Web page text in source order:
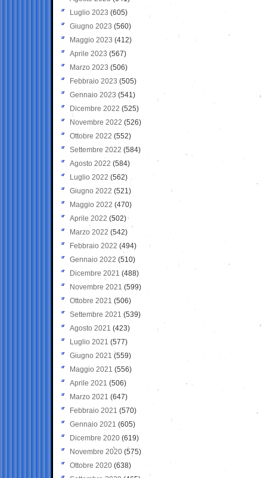
Luglio 2023 (605)
Giugno 2023 (560)
Maggio 2023 (412)
Aprile 2023 (567)
Marzo 2023 (506)
Febbraio 2023 (505)
Gennaio 2023 (541)
Dicembre 2022 (525)
Novembre 2022 (526)
Ottobre 2022 (552)
Settembre 2022 (584)
Agosto 2022 (584)
Luglio 2022 (562)
Giugno 2022 (521)
Maggio 2022 (470)
Aprile 2022 (502)
Marzo 2022 (542)
Febbraio 2022 (494)
Gennaio 2022 (510)
Dicembre 2021 (488)
Novembre 2021 (599)
Ottobre 2021 (506)
Settembre 2021 (539)
Agosto 2021 (423)
Luglio 2021 (577)
Giugno 2021(559)
Maggio 2021 (556)
Aprile 2021 (506)
Marzo 2021 (647)
Febbraio 2021 (570)
Gennaio 2021 (605)
Dicembre 2020 (619)
Novembre 2020 (575)
Ottobre 2020 (638)